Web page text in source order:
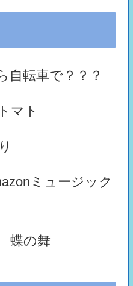
転車で？？？
マト
ミュージック
蝶の舞